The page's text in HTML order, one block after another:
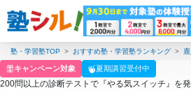
塾・学習塾TOP おすすめ塾・学習塾ランキング
キャンペーン対象 夏期講習受付中
200問以上の診断テストで『やる気スイッチ』を